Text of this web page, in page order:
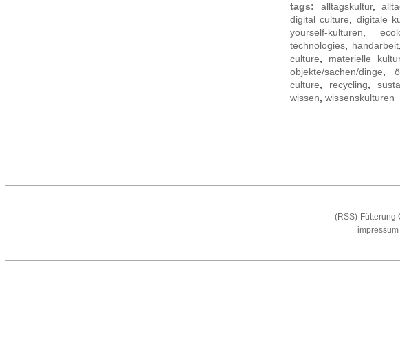
tags: alltagskultur,
digital culture, digitale
yourself-kulturen,
technologies, handarbeit,
culture, materielle kultur
objekte/sachen/dinge,
culture, recycling,
wissen, wissenskulturen
(RSS)-Fütterung
impressum